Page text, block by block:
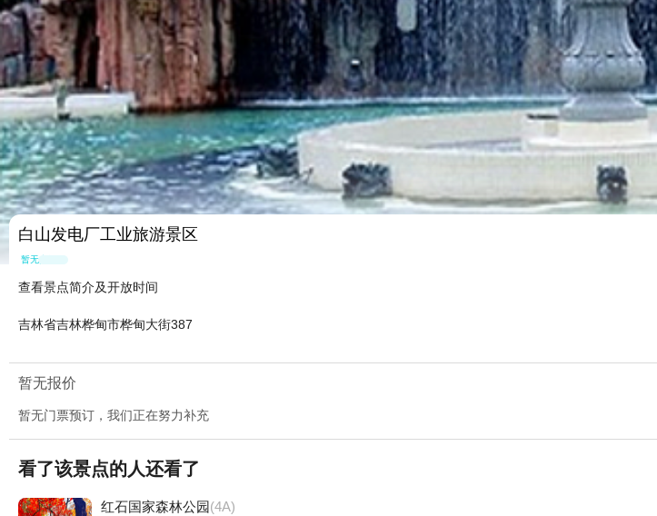
白山发电厂工业旅游景区
暂无点评
查看景点简介及开放时间
吉林省吉林桦甸市桦甸大街387
暂无报价
暂无门票预订，我们正在努力补充
看了该景点的人还看了
红石国家森林公园(4A)